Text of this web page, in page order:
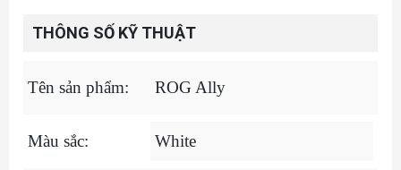
THÔNG SỐ KỸ THUẬT
Tên sản phẩm: ROG Ally
Màu sắc: White